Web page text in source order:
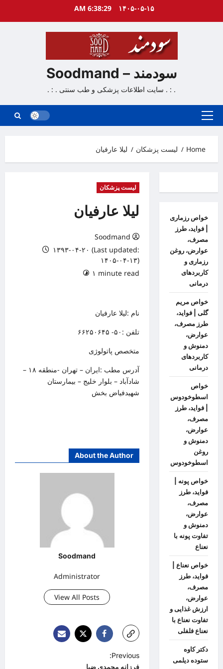
۱۴۰۵-۰۵-۱۵ 6:38:29 AM
سودمند – Soodmand
. : . سایت اطلاعات پزشکی و طب سنتی . : .
Primary
Home
لیست پزشکان ليلا عارفيان
لیست پزشکان
لیلا عارفیان
Soodmand
۱۳۹۳-۰۴-۲۰ (Last updated:
۱۴۰۵-۰۴-۱۳)
۱ minute read
نام :لیلا عارفیان
تلفن :۵۰- ۶۶۲۵۰۶۴۵
متخصص پاتولوژی
آدرس مطب :ایران – تهران -منطقه ۱۸ –
شادآباد – بلوار خلیج – بیمارستان
شهیدفیاض بخش
About the Author
Soodmand
Administrator
View All Posts
P
Previous:
فرزانه محمدی ضیا
خواص رزماری
| فواید، طرز
مصرف،
عوارض، روغن
رزماری و
کاربردهای
درمانی
خواص مریم
گلی | فواید،
طرز مصرف،
عوارض،
دمنوش و
کاربردهای
درمانی
خواص
اسطوخودوس
| فواید، طرز
مصرف،
عوارض،
دمنوش و
روغن
اسطوخودوس
خواص پونه |
فواید، طرز
مصرف،
عوارض،
دمنوش و
تفاوت پونه با
نعناع
خواص نعناع |
فواید، طرز
مصرف،
عوارض،
ارزش غذایی و
تفاوت نعناع با
نعناع فلفلی
دکتر کاوه
ستوده دیلمی